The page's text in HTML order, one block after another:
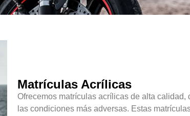
Matrículas Acrílicas
Ofrecemos matrículas acrílicas de alta calidad,
las condiciones más adversas. Estas